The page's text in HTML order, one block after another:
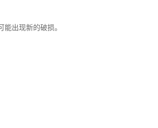
出现新的破损。